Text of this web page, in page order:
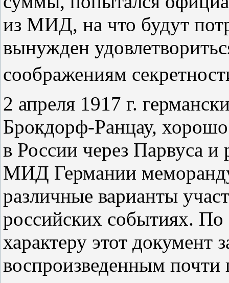
из МИД, на что будут
вынужден
соображениям
2 апреля 1917 г.
Брокдорф‑Ранцау,
в России через Парвуса и
МИД Германии
различные варианты
российских событиях.
характеру этот документ
воспроизведенным почти